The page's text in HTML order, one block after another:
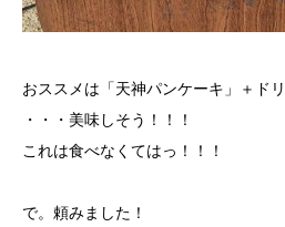
おススメは「天神パンケーキ」＋ド
・・・美味しそう！！！
これは食べなくてはっ！！！
で。頼みました！